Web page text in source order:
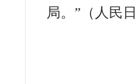
局。”（人民